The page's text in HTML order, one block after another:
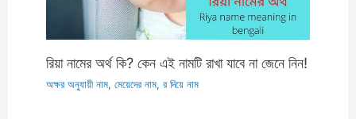
রিয়া নামের অর্থ কি? কেন এই নামটি রাখা যাবে না জেনে নিন!
অক্ষর অনুযায়ী নাম,মেয়েদের নাম,র দিয়ে নাম